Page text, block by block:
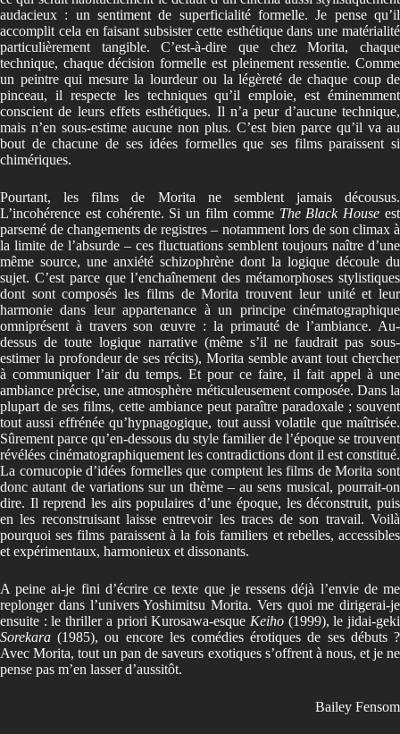
audacieux : un sentiment de superficialité formelle. Je pense qu’il
accomplit cela en faisant subsister cette esthétique dans une matérialité
particulièrement tangible. C’est-à-dire que chez Morita, chaque
technique, chaque décision formelle est pleinement ressentie. Comme
un peintre qui mesure la lourdeur ou la légèreté de chaque coup de
pinceau, il respecte les techniques qu’il emploie, est éminemment
conscient de leurs effets esthétiques. Il n’a peur d’aucune technique,
mais n’en sous-estime aucune non plus. C’est bien parce qu’il va au
bout de chacune de ses idées formelles que ses films paraissent si
chimériques.
Pourtant, les films de Morita ne semblent jamais décousus.
L’incohérence est cohérente. Si un film comme The Black House est
parsemé de changements de registres – notamment lors de son climax à
la limite de l’absurde – ces fluctuations semblent toujours naître d’une
même source, une anxiété schizophrène dont la logique découle du
sujet. C’est parce que l’enchaînement des métamorphoses stylistiques
dont sont composés les films de Morita trouvent leur unité et leur
harmonie dans leur appartenance à un principe cinématographique
omniprésent à travers son œuvre : la primauté de l’ambiance. Au-
dessus de toute logique narrative (même s’il ne faudrait pas sous-
estimer la profondeur de ses récits), Morita semble avant tout chercher
à communiquer l’air du temps. Et pour ce faire, il fait appel à une
ambiance précise, une atmosphère méticuleusement composée. Dans la
plupart de ses films, cette ambiance peut paraître paradoxale ; souvent
tout aussi effrénée qu’hypnagogique, tout aussi volatile que maîtrisée.
Sûrement parce qu’en-dessous du style familier de l’époque se trouvent
révélées cinématographiquement les contradictions dont il est constitué.
La cornucopie d’idées formelles que comptent les films de Morita sont
donc autant de variations sur un thème – au sens musical, pourrait-on
dire. Il reprend les airs populaires d’une époque, les déconstruit, puis
en les reconstruisant laisse entrevoir les traces de son travail. Voilà
pourquoi ses films paraissent à la fois familiers et rebelles, accessibles
et expérimentaux, harmonieux et dissonants.
A peine ai-je fini d’écrire ce texte que je ressens déjà l’envie de me
replonger dans l’univers Yoshimitsu Morita. Vers quoi me dirigerai-je
ensuite : le thriller a priori Kurosawa-esque Keiho(1999), le jidai-geki
Sorekara (1985), ou encore les comédies érotiques de ses débuts ?
Avec Morita, tout un pan de saveurs exotiques s’offrent à nous, et je ne
pense pas m’en lasser d’aussitôt.
Bailey Fensom